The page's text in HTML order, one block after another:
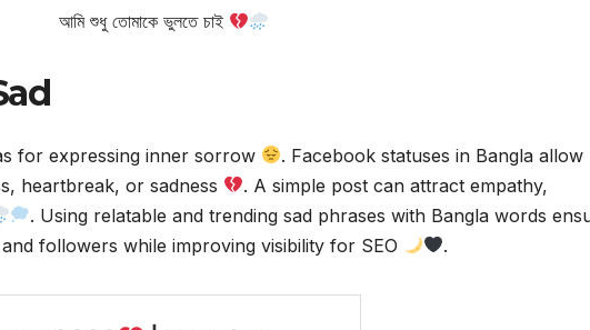
আমি শুধু তোমাকে ভুলতে চাই
for expressing inner sorrow
. Facebook statuses in Bangla allow
heartbreak, or sadness
. A simple post can attract empathy,
. Using relatable and trending sad phrases with Bangla words
followers while improving visibility for SEO
.